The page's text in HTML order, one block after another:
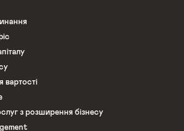
вартості
з розширення бізнесу